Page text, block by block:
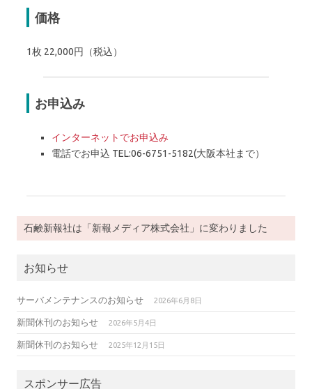
価格
1枚 22,000円（税込）
お申込み
インターネットでお申込み
電話でお申込 TEL:06-6751-5182(大阪本社まで）
石鹸新報社は「新報メディア株式会社」に変わりました
お知らせ
サーバメンテナンスのお知らせ 2026年6月8日
新聞休刊のお知らせ 2026年5月4日
新聞休刊のお知らせ 2025年12月15日
スポンサー広告